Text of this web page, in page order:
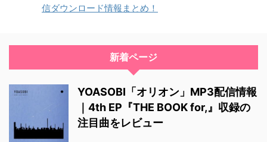
信ダウンロード情報まとめ！
新着ページ
YOASOBI「オリオン」MP3配信情報
｜4th EP『THE BOOK for,』収録の
注目曲をレビュー